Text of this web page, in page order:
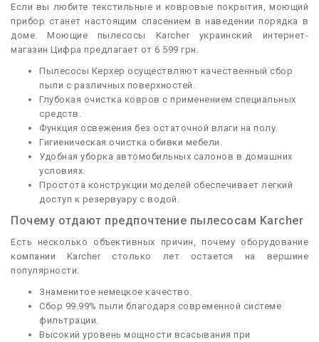
Если вы любите текстильные и ковровые покрытия, моющий
прибор станет настоящим спасением в наведении порядка в
доме. Моющие пылесосы Karcher украинский интернет-
магазин Цифра предлагает от 6 599 грн.
Пылесосы Керхер осуществляют качественный сбор
пыли с различных поверхностей.
Глубокая очистка ковров с применением специальных
средств.
Функция освежения без остаточной влаги на полу.
Гигиеническая очистка обивки мебели.
Удобная уборка автомобильных салонов в домашних
условиях.
Простота конструкции моделей обеспечивает легкий
доступ к резервуару с водой.
Почему отдают предпочтение пылесосам Karcher
Есть несколько объективных причин, почему оборудование
компании Karcher столько лет остается на вершине
популярности:
Знаменитое немецкое качество.
Сбор 99.99% пыли благодаря современной системе
фильтрации.
Высокий уровень мощности всасывания при